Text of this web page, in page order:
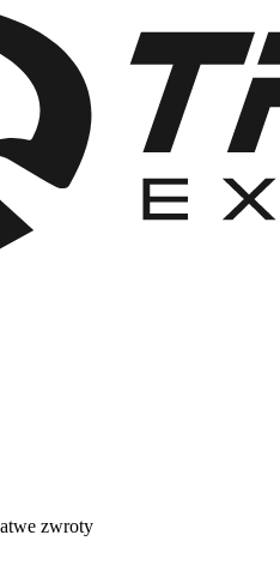
zwroty